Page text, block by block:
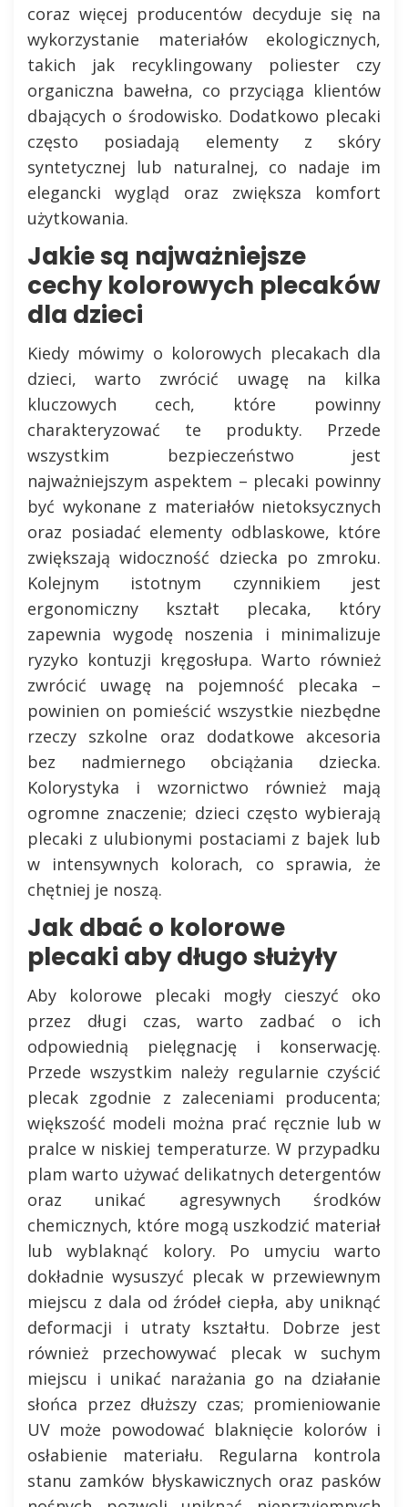
coraz więcej producentów decyduje się na
wykorzystanie materiałów ekologicznych,
takich jak recyklingowany poliester czy
organiczna bawełna, co przyciąga klientów
dbających o środowisko. Dodatkowo plecaki
często posiadają elementy z skóry
syntetycznej lub naturalnej, co nadaje im
elegancki wygląd oraz zwiększa komfort
użytkowania.
Jakie są najważniejsze
cechy kolorowych plecaków
dla dzieci
Kiedy mówimy o kolorowych plecakach dla
dzieci, warto zwrócić uwagę na kilka
kluczowych cech, które powinny
charakteryzować te produkty. Przede
wszystkim bezpieczeństwo jest
najważniejszym aspektem – plecaki powinny
być wykonane z materiałów nietoksycznych
oraz posiadać elementy odblaskowe, które
zwiększają widoczność dziecka po zmroku.
Kolejnym istotnym czynnikiem jest
ergonomiczny kształt plecaka, który
zapewnia wygodę noszenia i minimalizuje
ryzyko kontuzji kręgosłupa. Warto również
zwrócić uwagę na pojemność plecaka –
powinien on pomieścić wszystkie niezbędne
rzeczy szkolne oraz dodatkowe akcesoria
bez nadmiernego obciążania dziecka.
Kolorystyka i wzornictwo również mają
ogromne znaczenie; dzieci często wybierają
plecaki z ulubionymi postaciami z bajek lub
w intensywnych kolorach, co sprawia, że
chętniej je noszą.
Jak dbać o kolorowe
plecaki aby długo służyły
Aby kolorowe plecaki mogły cieszyć oko
przez długi czas, warto zadbać o ich
odpowiednią pielęgnację i konserwację.
Przede wszystkim należy regularnie czyścić
plecak zgodnie z zaleceniami producenta;
większość modeli można prać ręcznie lub w
pralce w niskiej temperaturze. W przypadku
plam warto używać delikatnych detergentów
oraz unikać agresywnych środków
chemicznych, które mogą uszkodzić materiał
lub wyblaknąć kolory. Po umyciu warto
dokładnie wysuszyć plecak w przewiewnym
miejscu z dala od źródeł ciepła, aby uniknąć
deformacji i utraty kształtu. Dobrze jest
również przechowywać plecak w suchym
miejscu i unikać narażania go na działanie
słońca przez dłuższy czas; promieniowanie
UV może powodować blaknięcie kolorów i
osłabienie materiału. Regularna kontrola
stanu zamków błyskawicznych oraz pasków